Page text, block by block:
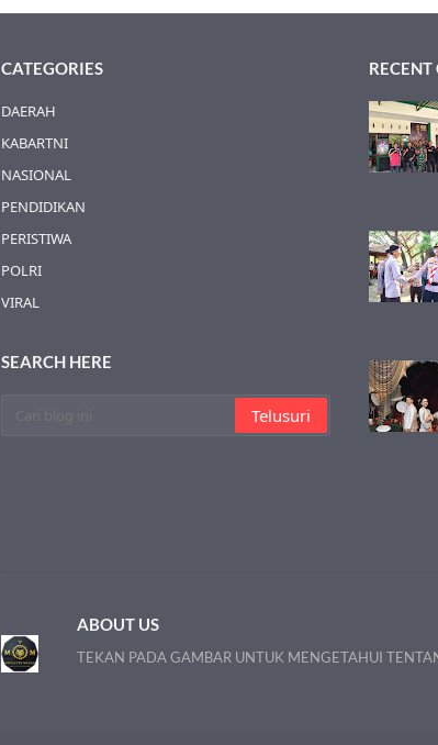
CATEGORIES
DAERAH
KABARTNI
NASIONAL
PENDIDIKAN
PERISTIWA
POLRI
VIRAL
SEARCH HERE
RECENT
ABOUT US
TEKAN PADA GAMBAR UNTUK MENGETAHUI